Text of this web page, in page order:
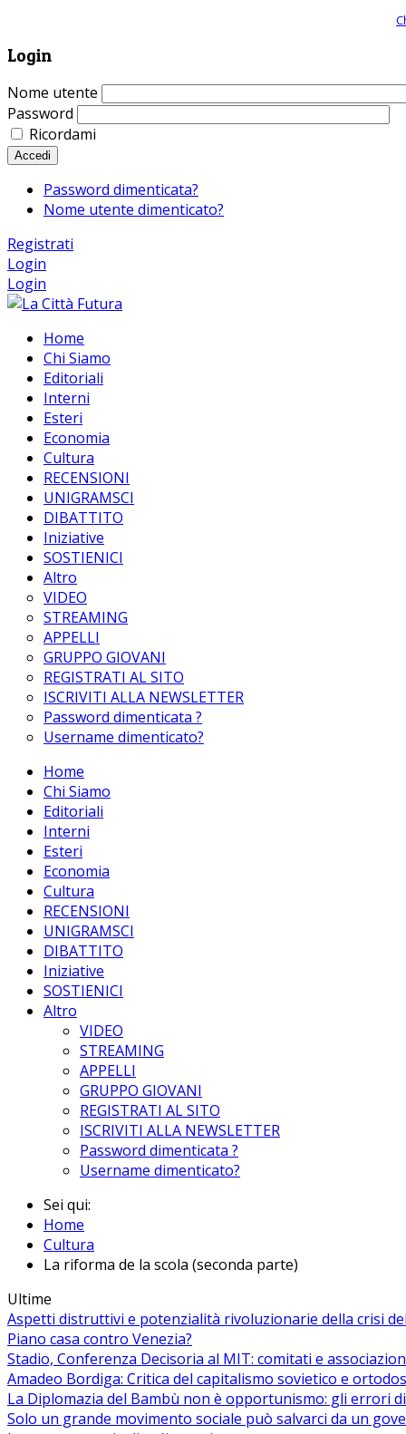
Login
Nome utente
Password
Ricordami
Accedi
Password dimenticata?
Nome utente dimenticato?
Registrati
Login
Login
Home
Chi Siamo
Editoriali
Interni
Esteri
Economia
Cultura
RECENSIONI
UNIGRAMSCI
DIBATTITO
Iniziative
SOSTIENICI
Altro
VIDEO
STREAMING
APPELLI
GRUPPO GIOVANI
REGISTRATI AL SITO
ISCRIVITI ALLA NEWSLETTER
Password dimenticata ?
Username dimenticato?
Home
Chi Siamo
Editoriali
Interni
Esteri
Economia
Cultura
RECENSIONI
UNIGRAMSCI
DIBATTITO
Iniziative
SOSTIENICI
Altro
VIDEO
STREAMING
APPELLI
GRUPPO GIOVANI
REGISTRATI AL SITO
ISCRIVITI ALLA NEWSLETTER
Password dimenticata ?
Username dimenticato?
Sei qui:
Home
Cultura
La riforma de la scola (seconda parte)
Ultime
Aspetti distruttivi e potenzialità rivoluzionarie della crisi
Piano casa contro Venezia?
Stadio, Conferenza Decisoria al MIT: comitati e
Amadeo Bordiga: Critica del capitalismo sovietico e
La Diplomazia del Bambù non è opportunismo: gli errori
Solo un grande movimento sociale può salvarci da un